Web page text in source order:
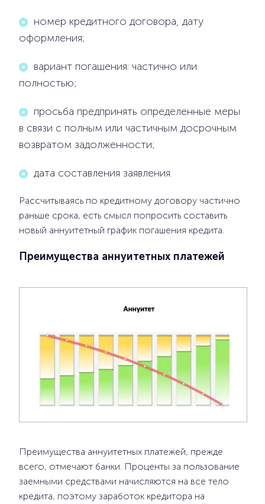
номер кредитного договора, дату
оформления;
вариант погашения: частично или
полностью;
просьба предпринять определенные меры
в связи с полным или частичным досрочным
возвратом задолженности;
дата составления заявления.
Рассчитываясь по кредитному договору частично
раньше срока, есть смысл попросить составить
новый аннуитетный график погашения кредита.
Преимущества аннуитетных платежей
Преимущества аннуитетных платежей, прежде
всего, отмечают банки. Проценты за пользование
заемными средствами начисляются на все тело
кредита, поэтому заработок кредитора на